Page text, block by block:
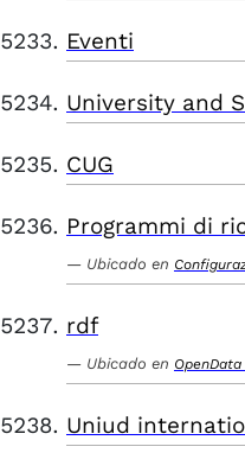
Eventi
University and
CUG
Programmi di
Ubicado en
rdf
Ubicado en OpenData
Uniud